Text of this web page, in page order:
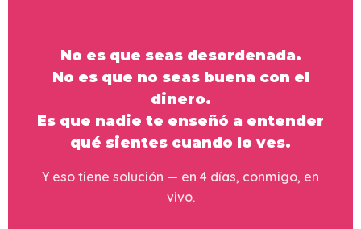
No es que seas desordenada.
No es que no seas buena con el
dinero.
Es que nadie te enseñó a entender
qué sientes cuando lo ves.
Y eso tiene solución — en 4 días, conmigo, en
vivo.